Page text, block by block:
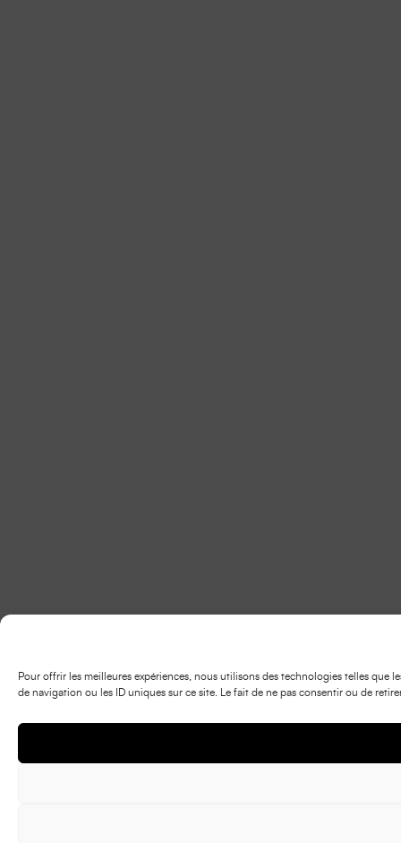
Pour offrir les meilleures expériences, nous utilisons des technologies telles
de navigation ou les ID uniques sur ce site. Le fait de ne pas consentir ou de